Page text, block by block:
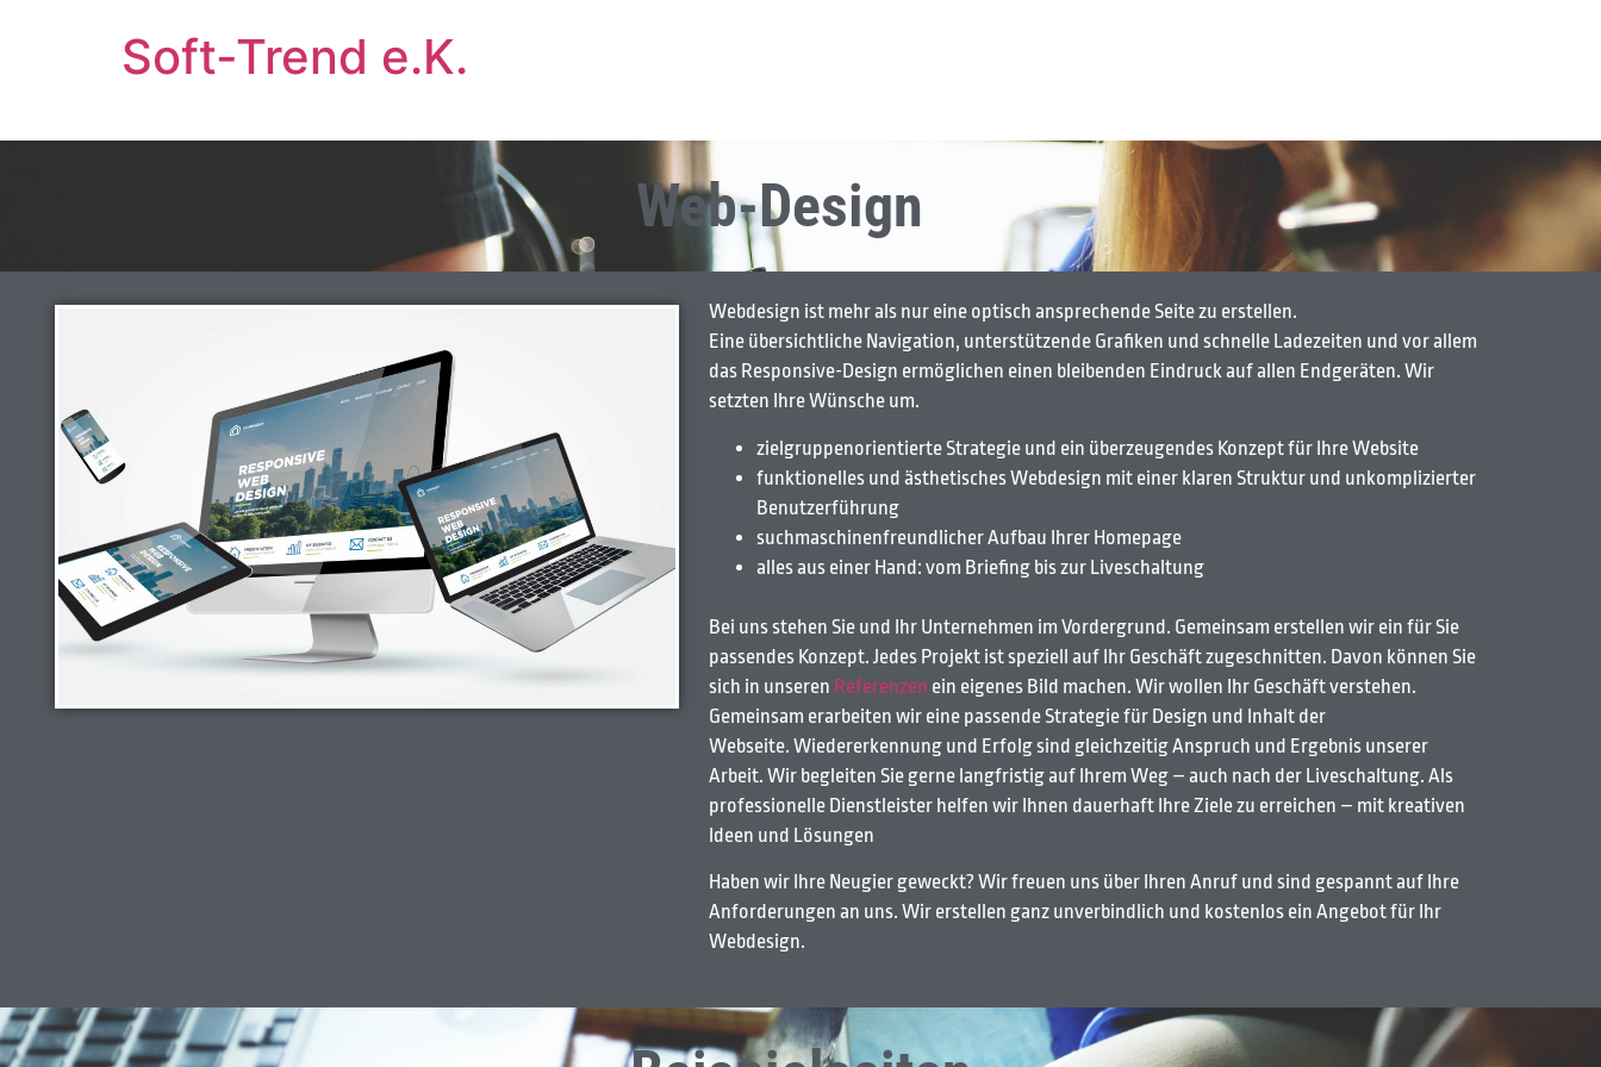
Soft-Trend e.K.
Web-Design
Webdesign ist mehr als nur eine optisch ansprechende Seite zu erstellen.
Eine übersichtliche Navigation, unterstützende Grafiken und schnelle Ladezeiten und vor allem
das Responsive-Design ermöglichen einen bleibenden Eindruck auf allen Endgeräten. Wir
setzten Ihre Wünsche um.
zielgruppenorientierte Strategie und ein überzeugendes Konzept für Ihre Website
funktionelles und ästhetisches Webdesign mit einer klaren Struktur und unkomplizierter
Benutzerführung
suchmaschinenfreundlicher Aufbau Ihrer Homepage
alles aus einer Hand: vom Briefing bis zur Liveschaltung
Bei uns stehen Sie und Ihr Unternehmen im Vordergrund. Gemeinsam erstellen wir ein für Sie
passendes Konzept. Jedes Projekt ist speziell auf Ihr Geschäft zugeschnitten. Davon können Sie
sich in unseren Referenzen ein eigenes Bild machen. Wir wollen Ihr Geschäft verstehen.
Gemeinsam erarbeiten wir eine passende Strategie für Design und Inhalt der
Webseite. Wiedererkennung und Erfolg sind gleichzeitig Anspruch und Ergebnis unserer
Arbeit. Wir begleiten Sie gerne langfristig auf Ihrem Weg – auch nach der Liveschaltung. Als
professionelle Dienstleister helfen wir Ihnen dauerhaft Ihre Ziele zu erreichen – mit kreativen
Ideen und Lösungen
Haben wir Ihre Neugier geweckt? Wir freuen uns über Ihren Anruf und sind gespannt auf Ihre
Anforderungen an uns. Wir erstellen ganz unverbindlich und kostenlos ein Angebot für Ihr
Webdesign.